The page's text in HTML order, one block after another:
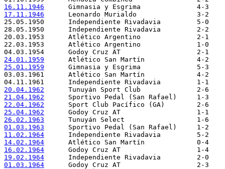
16.11.1946
17.11.1946
24.01.1959
25.01.1959
Gimnasia y Esgrima 		5-3	Uruguay Combined
20.04.1962
21.04.1962
22.04.1962
25.04.1962
26.02.1963
01.03.1963
11.02.1964
14.02.1964
16.02.1964
19.02.1964
01.03.1964